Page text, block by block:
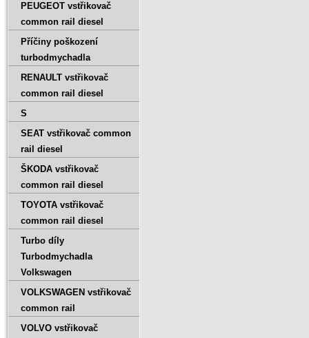
PEUGEOT vstřikovač
common rail diesel
Příčiny poškození
turbodmychadla
RENAULT vstřikovač
common rail diesel
S
SEAT vstřikovač common
rail diesel
ŠKODA vstřikovač
common rail diesel
TOYOTA vstřikovač
common rail diesel
Turbo díly
Turbodmychadla
Volkswagen
VOLKSWAGEN vstřikovač
common rail
VOLVO vstřikovač